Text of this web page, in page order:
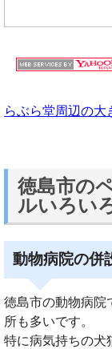
らぶら堂周辺の大
徳島市の
ルいろい
動物病院の併
徳島市の動物病院
所も多いです。
特に病気持ちの犬